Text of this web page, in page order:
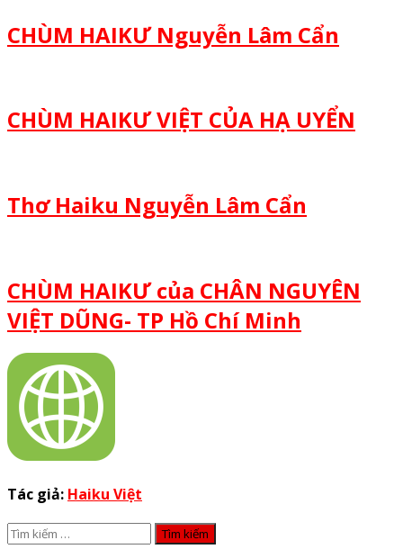
CHÙM HAIKƯ Nguyễn Lâm Cẩn
CHÙM HAIKƯ VIỆT CỦA HẠ UYỂN
Thơ Haiku Nguyễn Lâm Cẩn
CHÙM HAIKƯ của CHÂN NGUYÊN
VIỆT DŨNG- TP Hồ Chí Minh
Tác giả: Haiku Việt
Tìm